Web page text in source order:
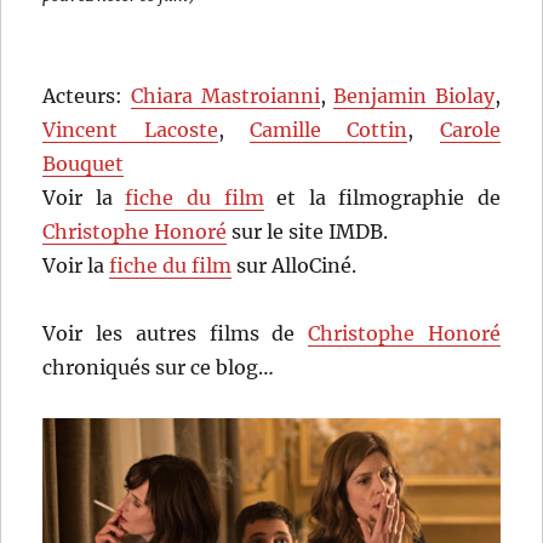
Acteurs: Chiara Mastroianni,Benjamin Biolay,
Vincent Lacoste,Camille Cottin, Carole
Bouquet
Voir lafiche du filmet la filmographie de
Christophe Honoré sur le site IMDB.
Voir lafiche du film sur AlloCiné.
Voir les autres films de Christophe Honoré
chroniqués sur ce blog…